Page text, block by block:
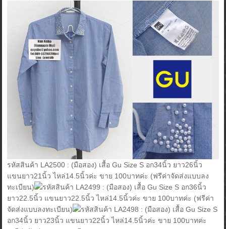
รหัสสินค้า LA2500 : (มือสอง) เสื้อ Gu Size S อก34นิ้ว ยาว26นิ้ว
แขนยาว21นิ้ว ไหล่14.5นิ้วค่ะ ขาย 100บาทค่ะ (ฟรีค่าจัดส่งแบบลง
ทะเบียน)
รหัสสินค้า LA2499 : (มือสอง) เสื้อ Gu Size S อก36นิ้ว
ยาว22.5นิ้ว แขนยาว22.5นิ้ว ไหล่14.5นิ้วค่ะ ขาย 100บาทค่ะ (ฟรีค่า
จัดส่งแบบลงทะเบียน)
รหัสสินค้า LA2498 : (มือสอง) เสื้อ Gu Size S
อก34นิ้ว ยาว23นิ้ว แขนยาว22นิ้ว ไหล่14.5นิ้วค่ะ ขาย 100บาทค่ะ